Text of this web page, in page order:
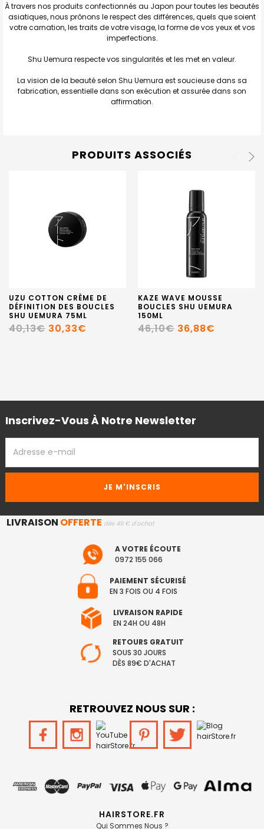
À travers nos produits confectionnés au Japon pour toutes les beautés
asiatiques, nous prônons le respect des différences, quels que soient
votre carnation, les traits de votre visage, la forme de vos yeux et vos
imperfections.
Shu Uemura respecte vos singularités et les met en valeur.
La vision de la beauté selon Shu Uemura est soucieuse dans sa
fabrication, essentielle dans son exécution et assurée dans son
affirmation.
PRODUITS ASSOCIÉS
UZU COTTON CRÈME DE
DÉFINITION DES BOUCLES
SHU UEMURA 75ML
40,13€ 30,33€
KAZE WAVE MOUSSE
BOUCLES SHU UEMURA
150ML
46,10€ 36,88€
Inscrivez-Vous À Notre Newsletter
EMAIL
LIVRAISON OFFERTE dès 49 € d'achat
A VOTRE ÉCOUTE
0972 155 066
PAIEMENT SÉCURISÉ
EN 3 FOIS OU 4 FOIS
LIVRAISON RAPIDE
EN 24H OU 48H
RETOURS GRATUIT
SOUS 30 JOURS
DÈS 89€ D'ACHAT
RETROUVEZ NOUS SUR :
HAIRSTORE.FR
Qui Sommes Nous ?